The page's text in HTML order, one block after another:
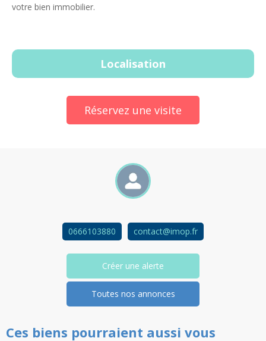
votre bien immobilier.
Localisation
Réservez une visite
0666103880 contact@imop.fr
Créer une alerte
Toutes nos annonces
Ces biens pourraient aussi vous